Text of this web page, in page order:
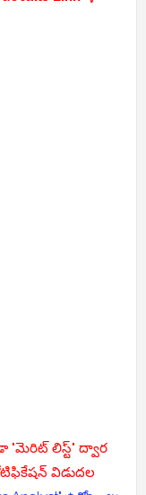
"మెరిట్ లిస్ట్" ద్వార
విడుదల